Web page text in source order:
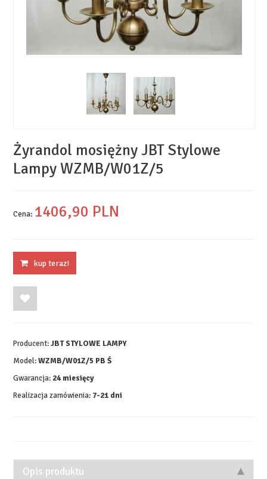
Żyrandol mosiężny JBT Stylowe
Lampy WZMB/W01Z/5
Cena: 1406,90 PLN
kup teraz!
Producent:JBT STYLOWE LAMPY
Model:WZMB/W01Z/5 PB Ś
Gwarancja: 24 miesięcy
Realizacja zamówienia: 7-21 dni
Opis produktu